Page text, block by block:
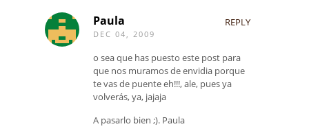
Paula
DEC 04, 2009
REPLY
o sea que has puesto este post para
que nos muramos de envidia porque
te vas de puente eh!!!, ale, pues ya
volverás, ya, jajaja
A pasarlo bien ;). Paula